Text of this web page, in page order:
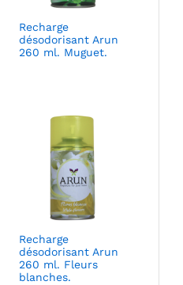
Recharge
désodorisant Arun
260 ml. Muguet.
Recharge
désodorisant Arun
260 ml. Fleurs
blanches.